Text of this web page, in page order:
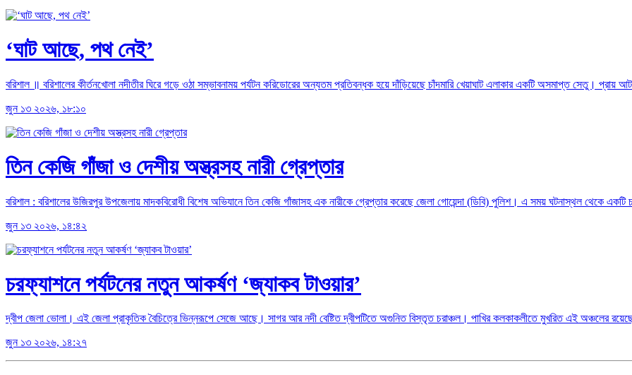
‘ঘাট আছে, পথ নেই’
বরিশাল ॥ বরিশালের কীর্তনখোলা নদীতীর ঘিরে গড়ে ওঠা সম্ভাবনাময় পর্যটন করিডোরের অন্যতম প্রতিবন্ধক হয়ে দাঁড়িয়েছে চাঁদমারি খেয়াঘাট এলাকার একটি অসমাপ্ত সেতু। প্রায়
জুন ১৩ ২০২৬, ১৮:১০
তিন কেজি গাঁজা ও দেশীয় অস্ত্রসহ নারী গ্রেপ্তার
বরিশাল : বরিশালের উজিরপুর উপজেলায় মাদকবিরোধী বিশেষ অভিযানে তিন কেজি গাঁজাসহ এক নারীকে গ্রেপ্তার করেছে জেলা গোয়েন্দা (ডিবি) পুলিশ। এ সময় ঘটনাস্থল থেকে একটি
জুন ১৩ ২০২৬, ১৪:৪২
চরফ্যাশনে পর্যটনের নতুন আকর্ষণ ‘জ্যাকব টাওয়ার’
দ্বীপ জেলা ভোলা। এই জেলা প্রাকৃতিক বৈচিত্রে ভিন্নরূপে সেজে আছে। সাগর আর নদী বেষ্টিত দ্বীপটিতে অগুনিত বিস্তৃত চরাঞ্চল। পাখির কলকাকলীতে মুখরিত এই অঞ্চলের রয়েছে
জুন ১৩ ২০২৬, ১৪:২৭